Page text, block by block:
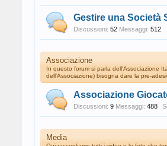
Gestire una Società
Discussioni: 52 Messaggi: 512
Associazione
In questo forum si parla dell'Associazione
dell'Associazione) bisogna dare la pre-
Associazione
Discussioni: 9 Messaggi: 488
Media